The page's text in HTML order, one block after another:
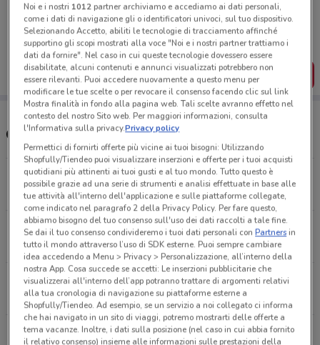
Porta DoveConviene sempre con te!
Puoi trovare le migliori offerte dei negozi vicino a te,
salvarle e creare la tua lista del risparmio, comodamente
dal tuo cellulare.
SCARICA L’APP
Orari e Negozi Todis
Piazzale Delle Medaglie D’Oro, 58 Roma
1.2 km
APERTO
Via Trionfale 7110 Roma
1.4 km
APERTO
Via Flaminia 320 Roma
1.5 km
APERTO
Via Città Della Pieve 62 Roma
Noi e i nostri 1012partner archiviamo e accediamo ai dati personali,
come i dati di navigazione gli o identificatori univoci, sul tuo dispositivo.
Selezionando Accetto, abiliti le tecnologie di tracciamento affinché
supportino gli scopi mostrati alla voce "Noi e i nostri partner trattiamo i
dati da fornire". Nel caso in cui queste tecnologie dovessero essere
disabilitate, alcuni contenuti e annunci visualizzati potrebbero non
essere rilevanti. Puoi accedere nuovamente a questo menu per
modificare le tue scelte o per revocare il consenso facendo clic sul link
Mostra finalità in fondo alla pagina web. Tali scelte avranno effetto nel
contesto del nostro Sito web. Per maggiori informazioni, consulta
l'Informativa sulla privacy.Privacy policy
Permettici di fornirti offerte più vicine ai tuoi bisogni: Utilizzando
Shopfully/Tiendeo puoi visualizzare inserzioni e offerte per i tuoi acquisti
quotidiani più attinenti ai tuoi gusti e al tuo mondo. Tutto questo è
possibile grazie ad una serie di strumenti e analisi effettuate in base alle
tue attività all'interno dell'applicazione e sulle piattaforme collegate,
come indicato nel paragrafo 2 della Privacy Policy. Per fare questo,
abbiamo bisogno del tuo consenso sull'uso dei dati raccolti a tale fine.
Se dai il tuo consenso condivideremo i tuoi dati personali conPartnersin
tutto il mondo attraverso l’uso di SDK esterne. Puoi sempre cambiare
idea accedendo a Menu > Privacy > Personalizzazione, all’interno della
nostra App. Cosa succede se accetti: Le inserzioni pubblicitarie che
visualizzerai all'interno dell’app potranno trattare di argomenti relativi
alla tua cronologia di navigazione su piattaforme esterne a
Shopfully/Tiendeo. Ad esempio, se un servizio a noi collegato ci informa
che hai navigato in un sito di viaggi, potremo mostrarti delle offerte a
tema vacanze. Inoltre, i dati sulla posizione (nel caso in cui abbia fornito
il relativo consenso) insieme alle informazioni sulle prestazioni della